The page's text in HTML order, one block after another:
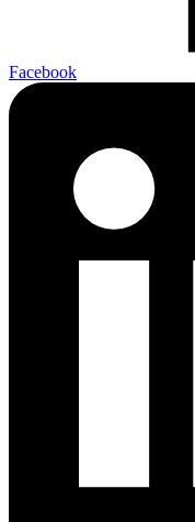
Facebook